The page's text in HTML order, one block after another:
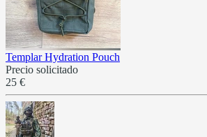
Templar Hydration Pouch
Precio solicitado
25 €